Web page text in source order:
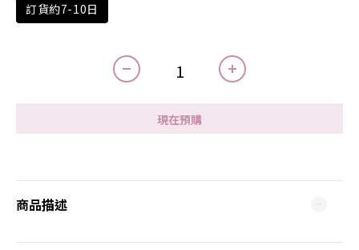
訂貨約7-10日
現在預購
商品描述